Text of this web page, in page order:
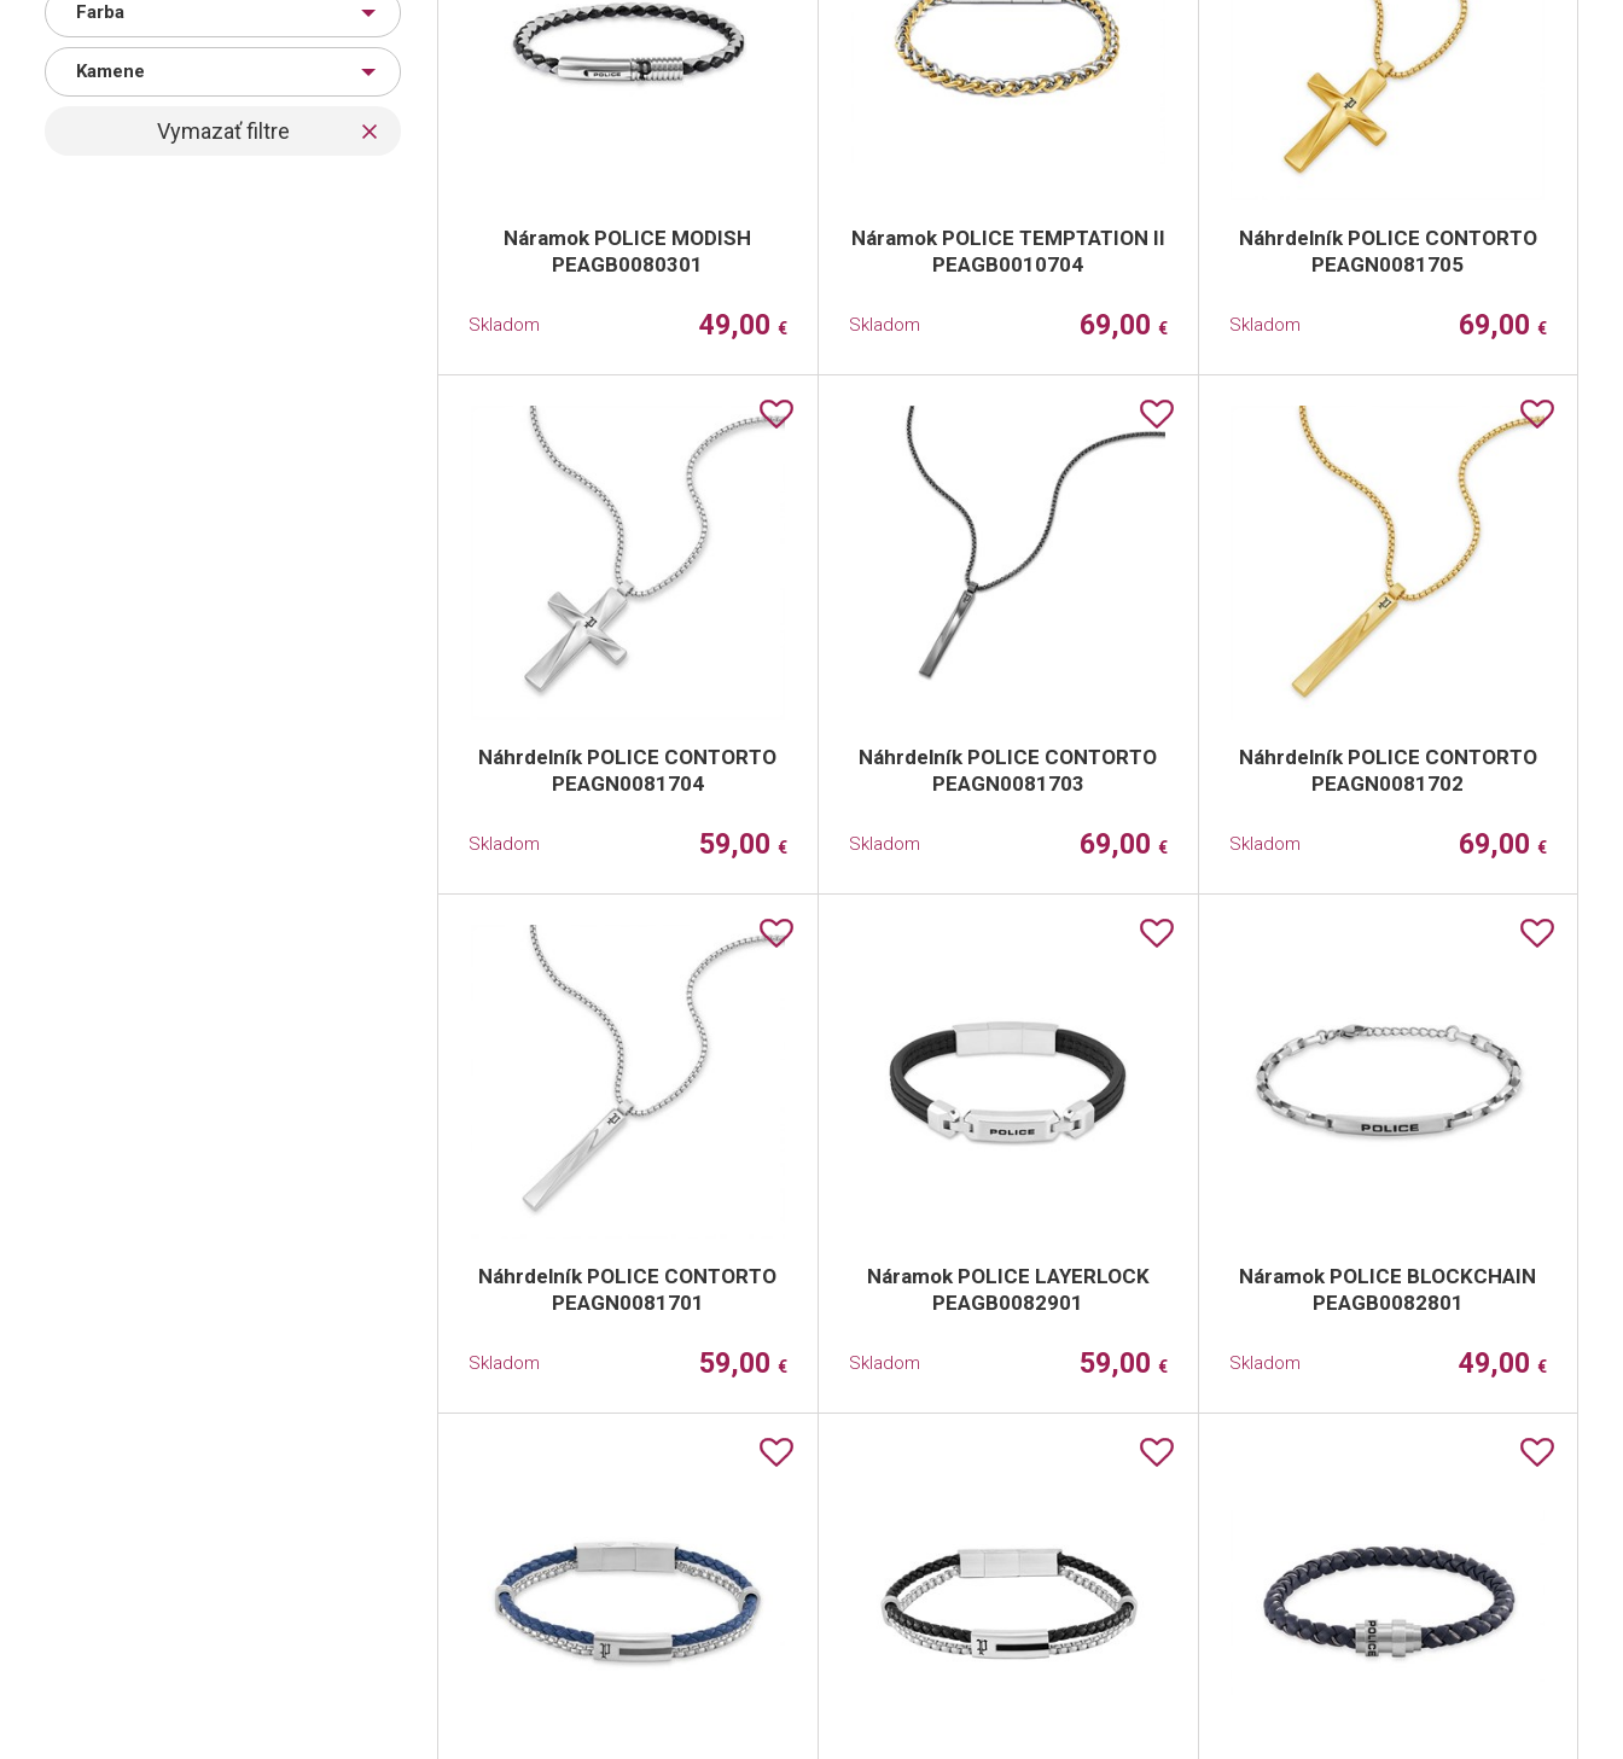
Farba
Kamene
Náramok POLICE MODISH
PEAGB0080301
Skladom 49,00 €
Náramok POLICE TEMPTATION II
PEAGB0010704
Skladom 69,00 €
Náhrdelník POLICE CONTORTO
PEAGN0081705
Skladom 69,00 €
Náhrdelník POLICE CONTORTO
PEAGN0081704
Skladom 59,00 €
Náhrdelník POLICE CONTORTO
PEAGN0081703
Skladom 69,00 €
Náhrdelník POLICE CONTORTO
PEAGN0081702
Skladom 69,00 €
Náhrdelník POLICE CONTORTO
PEAGN0081701
Skladom 59,00 €
Náramok POLICE LAYERLOCK
PEAGB0082901
Skladom 59,00 €
Náramok POLICE BLOCKCHAIN
PEAGB0082801
Skladom 49,00 €